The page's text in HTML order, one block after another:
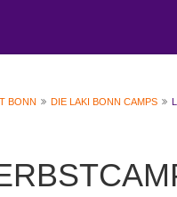
BONN DIE LAKI BONN CAMPS